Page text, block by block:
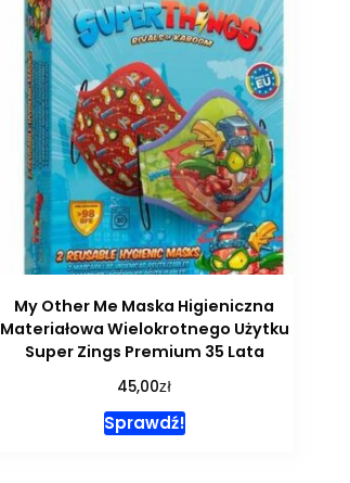
My Other Me Maska Higieniczna
Materiałowa Wielokrotnego Użytku
Super Zings Premium 35 Lata
45,00zł
Sprawdź!